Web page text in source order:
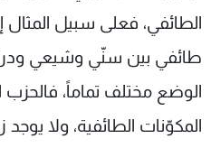
الطائفي، فعلى سبيل
طائفي بين سنّي وشيعي
الوضع مختلف تماماً،
المكوّنات الطائفية، ولا